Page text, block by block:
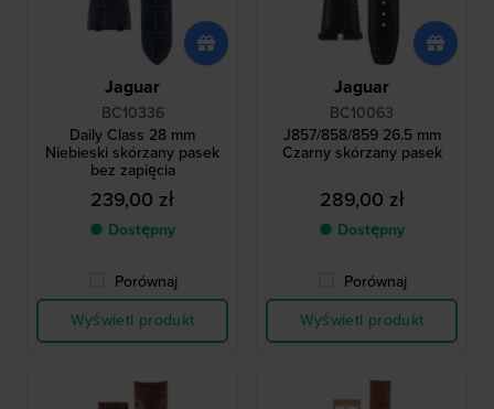
Jaguar
BC10336
Daily Class 28 mm
Niebieski skórzany pasek
bez zapięcia
239,00 zł
● Dostępny
Porównaj
Wyświetl produkt
Jaguar
BC10063
J857/858/859 26.5 mm
Czarny skórzany pasek
289,00 zł
● Dostępny
Porównaj
Wyświetl produkt